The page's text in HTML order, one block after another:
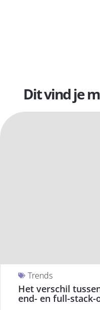
Dit vind je
Trends
Het verschil
end- en full-